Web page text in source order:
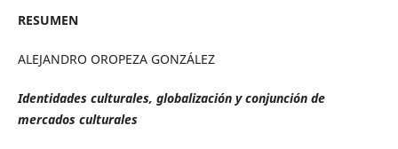
RESUMEN
ALEJANDRO OROPEZA GONZÁLEZ
Identidades culturales, globalización y conjunción de
mercados culturales